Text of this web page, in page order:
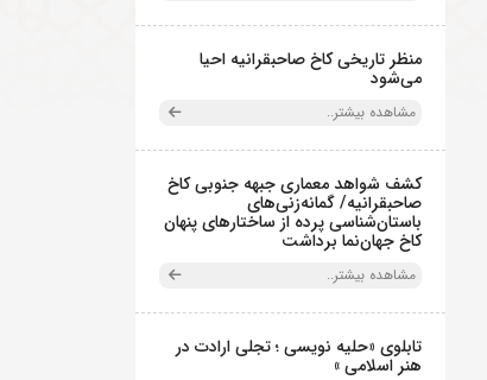
منظر تاریخی کاخ صاحبقرانیه احیا
می‌شود
مشاهده بیشتر..
کشف شواهد معماری جبهه جنوبی کاخ
صاحبقرانیه/ گمانه‌زنی‌های
باستان‌شناسی پرده از ساختارهای پنهان
کاخ جهان‌نما برداشت
مشاهده بیشتر..
تابلوی «حلیه نویسی ؛ تجلی ارادت در
هنر اسلامی »